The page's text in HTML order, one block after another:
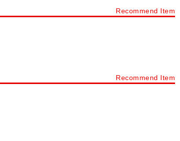
Recommend Item
Recommend Item